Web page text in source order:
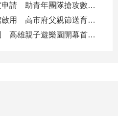
青創參展補助開放二度申請 助青年團隊搶攻數位轉型商機
阿蓮崗山公托、親子館啟用 高市府父親節送育兒暖禮
火車醫院變身親子樂園 高雄親子遊樂園開幕首日爆棚